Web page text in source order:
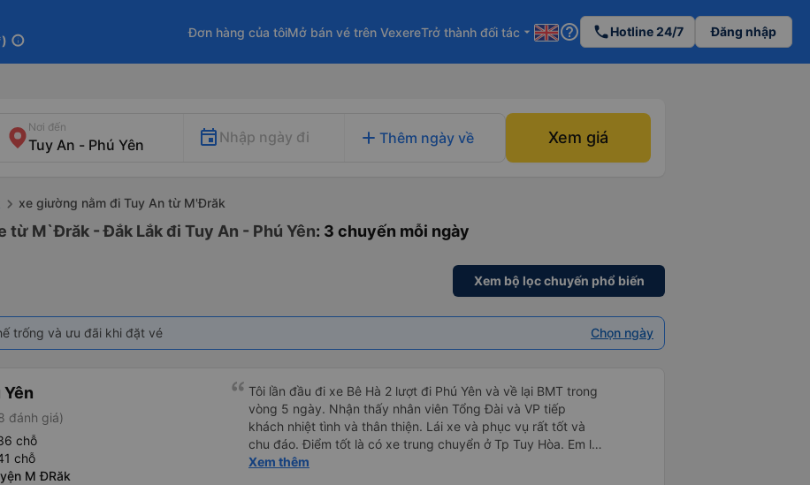
info
Đơn hàng của tôiMở bán vé trên VexereTrở thành đối tác arrow_drop_down help_outline phoneHotline 24/7 Đăng nhập
Nơi đến
Nhập ngày đi add Thêm ngày về Xem giá
xe giường nằm đi Tuy An từ M'Đrăk
từ M`Đrăk - Đắk Lắk đi Tuy An - Phú Yên: 3 chuyến mỗi ngày
Xem bộ lọc chuyến phổ biến
trống và ưu đãi khi đặt vé Chọn ngày
Yên
đánh giá)
chỗ
chỗ
M ĐRăk
Tôi lần đầu đi xe Bê Hà 2 lượt đi Phú Yên và về lại BMT trong
vòng 5 ngày. Nhận thấy nhân viên Tổng Đài và VP tiếp
khách nhiệt tình và thân thiện. Lái xe và phục vụ rất tốt và
chu đáo. Điểm tốt là có xe trung chuyển ở Tp Tuy Hòa. Em lái
xe trung chuyển rất vui tính và nhiệt tình giúp khách đưa
Xem thêm